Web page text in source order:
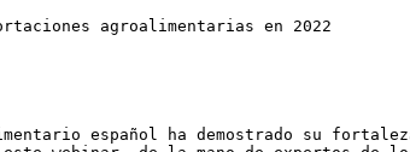
agroalimentarias en 2022
español ha demostrado su